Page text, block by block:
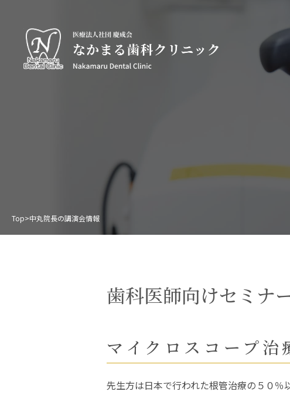
Top>中丸院長の講演会情報
歯科医師向けセミナ
マイクロスコープ治
先生方は日本で行われた根管治療の５０％